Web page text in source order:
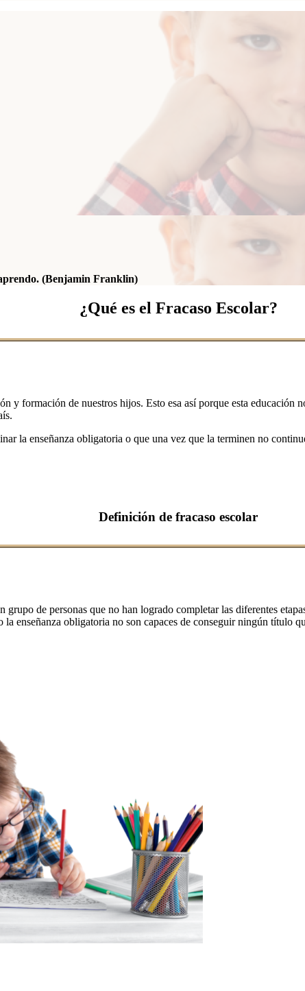
(Benjamin Franklin)
¿Qué es el Fracaso Escolar?
y formación de nuestros hijos. Esto esa así porque esta
la enseñanza obligatoria o que una vez que la terminen no
Definición de fracaso escolar
de personas que no han logrado completar las diferentes
la enseñanza obligatoria no son capaces de conseguir ningún título